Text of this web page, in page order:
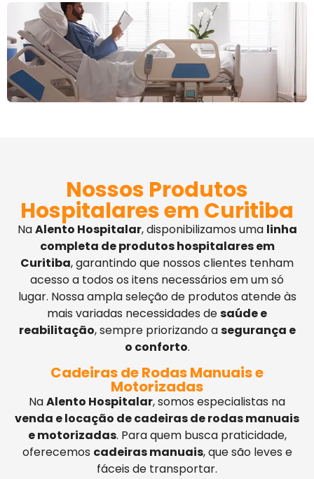
Nossos Produtos
Hospitalares em Curitiba
NaAlento Hospitalar, disponibilizamos uma linha
completa de produtos hospitalares em
Curitiba, garantindo que nossos clientes tenham
acesso a todos os itens necessários em um só
lugar. Nossa ampla seleção de produtos atende às
mais variadas necessidades desaúde e
reabilitação, sempre priorizando asegurança e
o conforto.
Cadeiras de Rodas Manuais e
Motorizadas
NaAlento Hospitalar, somos especialistas na
venda e locação de cadeiras de rodas manuais
e motorizadas. Para quem busca praticidade,
oferecemos cadeiras manuais, que são leves e
fáceis de transportar.